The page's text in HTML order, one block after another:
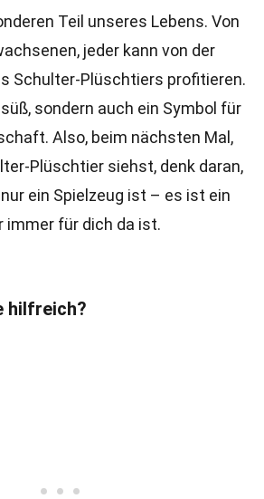
Teil unseres Lebens. Von
jeder kann von der
Schulter-Plüschtiers profitieren.
sondern auch ein Symbol für
Also, beim nächsten Mal,
Plüschtier siehst, denk daran,
ein Spielzeug ist – es ist ein
immer für dich da ist.
hilfreich?